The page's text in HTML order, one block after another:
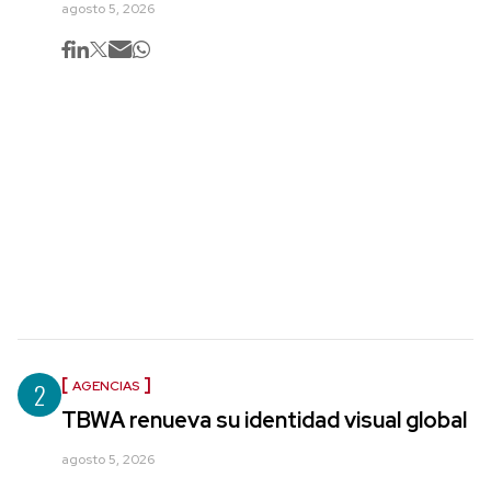
agosto 5, 2026
2 AGENCIAS
TBWA renueva su identidad visual global
agosto 5, 2026